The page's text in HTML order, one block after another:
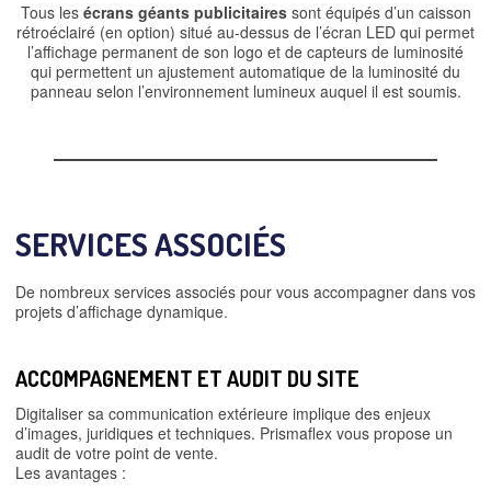
Tous les écrans géants publicitairessont équipés d’un caisson
rétroéclairé (en option) situé au-dessus de l’écran LED qui permet
l’affichage permanent de son logo et de capteurs de luminosité
qui permettent un ajustement automatique de la luminosité du
panneau selon l’environnement lumineux auquel il est soumis.
SERVICES ASSOCIÉS
De nombreux services associés pour vous accompagner dans vos
projets d’affichage dynamique.
ACCOMPAGNEMENT ET AUDIT DU SITE
Digitaliser sa communication extérieure implique des enjeux
d’images, juridiques et techniques. Prismaflex vous propose un
audit de votre point de vente.
Les avantages :